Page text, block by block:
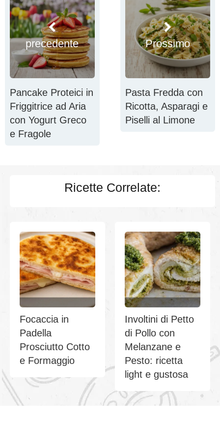
precedente
Pancake Proteici in
Friggitrice ad Aria
con Yogurt Greco
e Fragole
Prossimo
Pasta Fredda con
Ricotta, Asparagi e
Piselli al Limone
Ricette Correlate:
Focaccia in
Padella
Prosciutto Cotto
e Formaggio
Involtini di Petto
di Pollo con
Melanzane e
Pesto: ricetta
light e gustosa